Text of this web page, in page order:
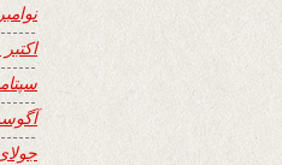
نوامبر 2020
اکتبر 2020
سپتامبر
آگوست
جولای